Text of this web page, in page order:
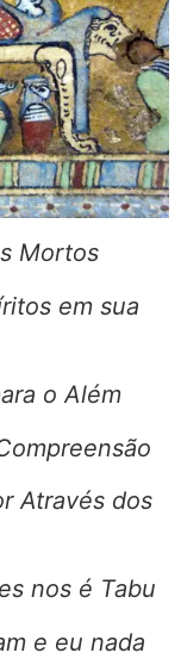
Mortos
em sua
o Além
Através dos
nos é Tabu
e eu nada